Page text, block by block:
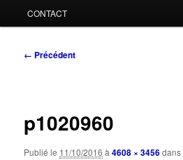
CONTACT
Navigation
← Précédent
p1020960
Publié le 11/10/2016 à4608 × 3456dans